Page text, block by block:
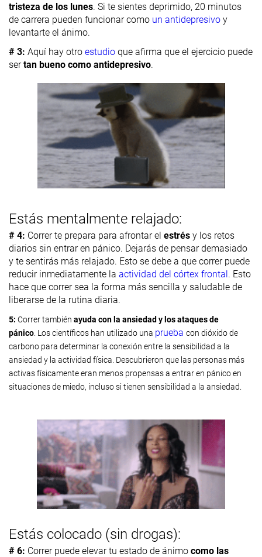
tristeza de los lunes. Si te sientes deprimido, 20 minutos
de carrera pueden funcionar como un antidepresivo y
levantarte el ánimo.
# 3: Aquí hay otro estudio que afirma que el ejercicio puede
sertan bueno como antidepresivo.
Estás mentalmente relajado:
# 4: Correr te prepara para afrontar el estrés y los retos
diarios sin entrar en pánico. Dejarás de pensar demasiado
y te sentirás más relajado. Esto se debe a que correr puede
reducir inmediatamente la actividad del córtex frontal. Esto
hace que correr sea la forma más sencilla y saludable de
liberarse de la rutina diaria.
5: Correr también ayuda con la ansiedad y los ataques de
pánico. Los científicos han utilizado una prueba con dióxido de
carbono para determinar la conexión entre la sensibilidad a la
ansiedad y la actividad física. Descubrieron que las personas más
activas físicamente eran menos propensas a entrar en pánico en
situaciones de miedo, incluso si tienen sensibilidad a la ansiedad.
Estás colocado (sin drogas):
# 6: Correr puede elevar tu estado de ánimo como las